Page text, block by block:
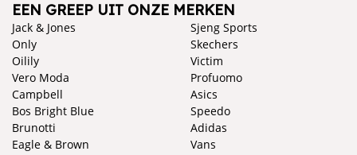
EEN GREEP UIT ONZE MERKEN
Jack & Jones
Only
Oilily
Vero Moda
Campbell
Bos Bright Blue
Brunotti
Eagle & Brown
Sjeng Sports
Skechers
Victim
Profuomo
Asics
Speedo
Adidas
Vans